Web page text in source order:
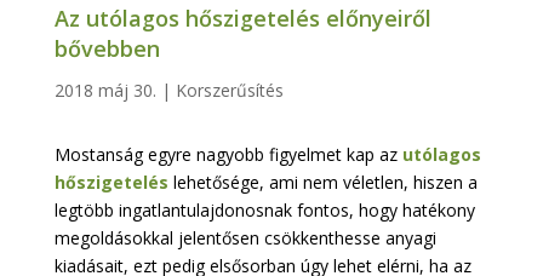
Az utólagos hőszigetelés előnyeiről
bővebben
2018 máj 30. | Korszerűsítés
Mostanság egyre nagyobb figyelmet kap az utólagos
hőszigetelés lehetősége, ami nem véletlen, hiszen a
legtöbb ingatlantulajdonosnak fontos, hogy hatékony
megoldásokkal jelentősen csökkenthesse anyagi
kiadásait, ezt pedig elsősorban úgy lehet elérni, ha az